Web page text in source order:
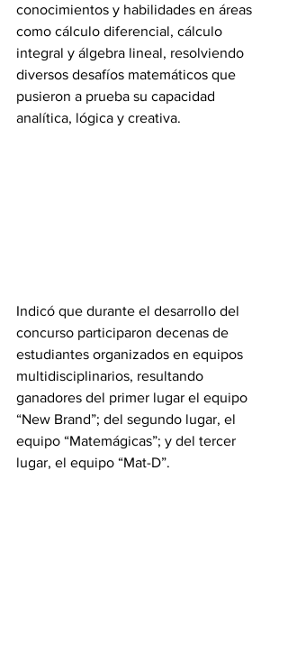
conocimientos y habilidades en áreas
como cálculo diferencial, cálculo
integral y álgebra lineal, resolviendo
diversos desafíos matemáticos que
pusieron a prueba su capacidad
analítica, lógica y creativa.
Indicó que durante el desarrollo del
concurso participaron decenas de
estudiantes organizados en equipos
multidisciplinarios, resultando
ganadores del primer lugar el equipo
“New Brand”; del segundo lugar, el
equipo “Matemágicas”; y del tercer
lugar, el equipo “Mat-D”.